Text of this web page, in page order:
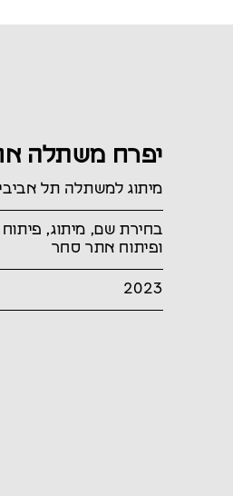
יפרח משתלה
מיתוג למשתלה תל
בחירת שם, מיתוג,
ופיתוח אתר סחר
2023